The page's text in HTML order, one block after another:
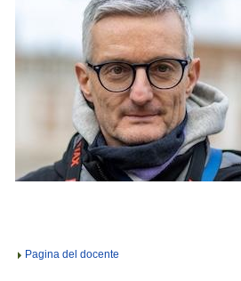
Pagina del docente